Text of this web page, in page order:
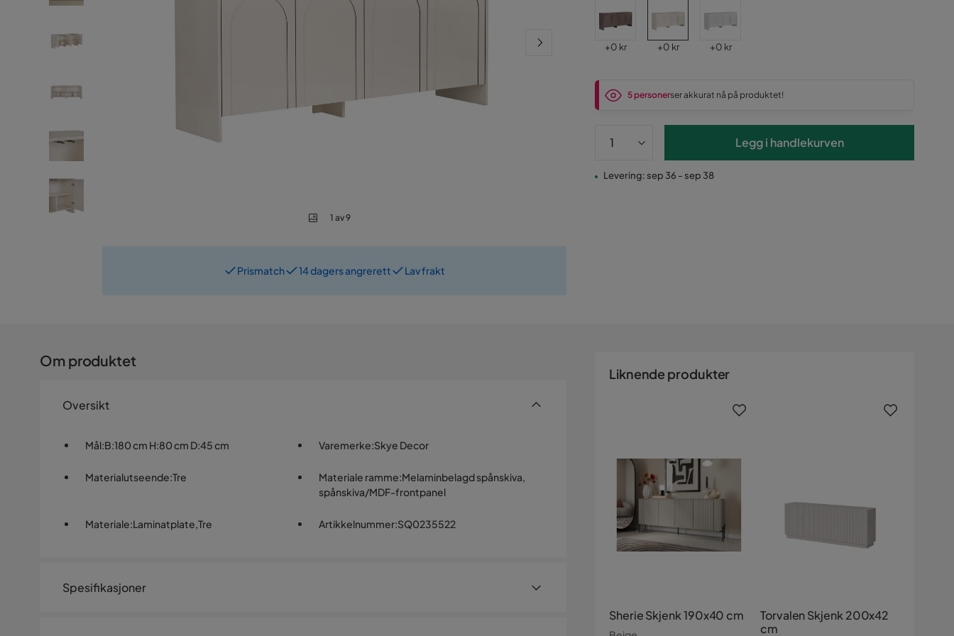
1 av 9
Prismatch 14 dagers angrerett Lav frakt
Pris
+0 kr Pris
+0 kr Pris
+0 kr
5 personerser akkurat nå på produktet!
Legg i handlekurven
Levering: sep 36 - sep 38
Om produktet
Oversikt
Mål:B:180 cm H:80 cm D:45 cm Varemerke:Skye Decor
Materialutseende:Tre Materiale ramme:Melaminbelagd spånskiva,
spånskiva/MDF-frontpanel
Materiale:Laminatplate,Tre Artikkelnummer:SQ0235522
Spesifikasjoner
Liknende produkter
Sherie Skjenk 190x40 cm
Torvalen Skjenk 200x42
cm